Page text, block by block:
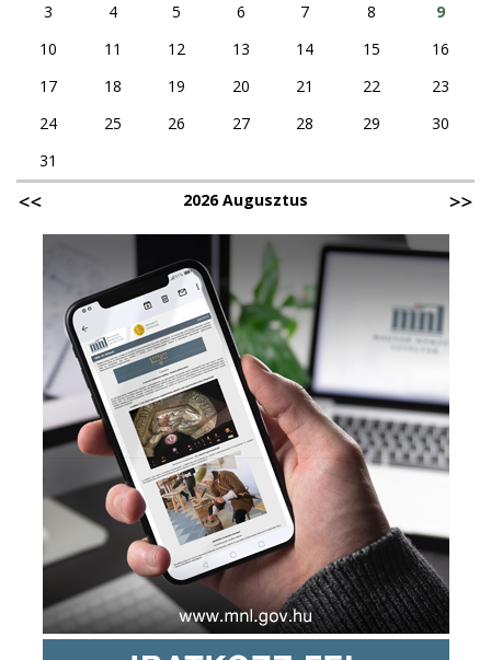
3
4 5 6 7 8
9
10
11 12 13 14 15
16
17
18 19 20 21 22
23
24
25 26 27 28 29
30
31
2026 Augusztus